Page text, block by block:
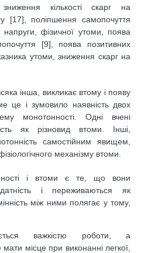
кількості скарг на
[17], поліпшення самопочуття
фізичної утоми, поява
[9], поява позитивних
утоми, зниження скарг на
інша, викликає втому і появу
це і зумовило наявність двох
монотонності. Одні вчені
як різновид втоми. Інші,
самостійним явищем,
механізму втоми.
і втоми є те, що вони
і переживаються як
між ними полягає у тому,
важкістю роботи, а
місце при виконанні легкої,